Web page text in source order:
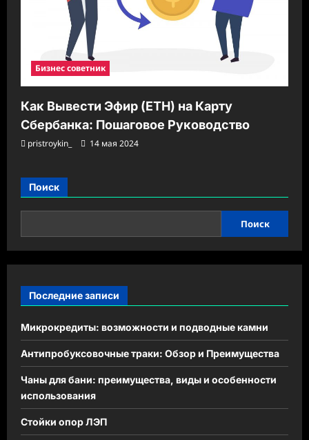
Бизнес советник
Как Вывести Эфир (ETH) на Карту
Сбербанка: Пошаговое Руководство
pristroykin_ 14 мая 2024
Поиск
Поиск
Последние записи
Микрокредиты: возможности и подводные камни
Антипробуксовочные траки: Обзор и Преимущества
Чаны для бани: преимущества, виды и особенности
использования
Стойки опор ЛЭП